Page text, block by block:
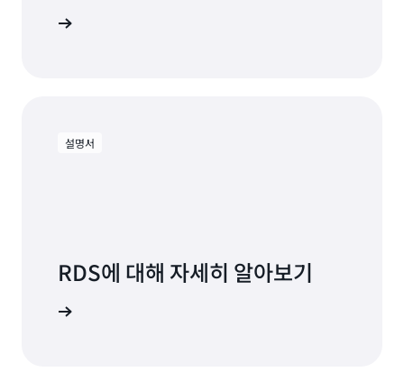
설명서
RDS에 대해 자세히 알아보기